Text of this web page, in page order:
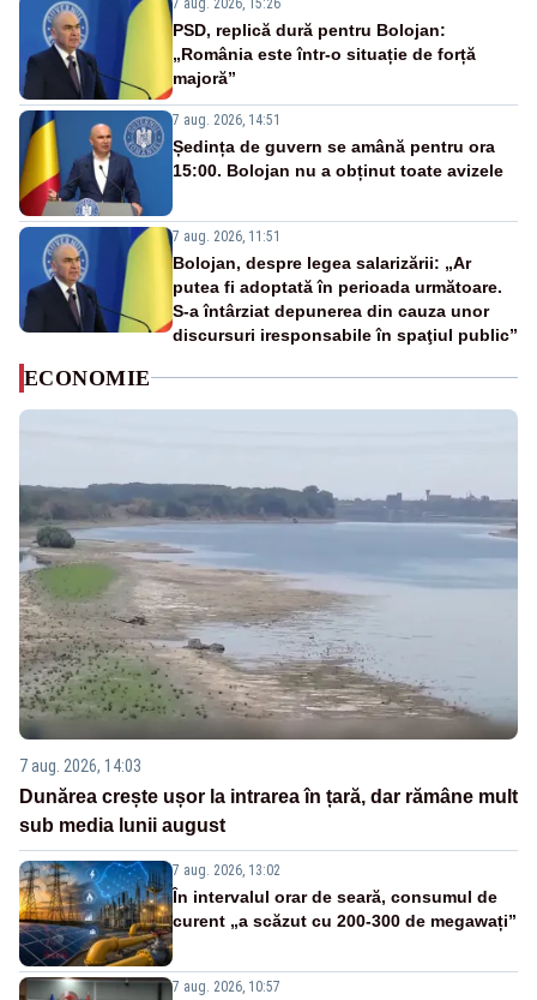
PSD, replică dură pentru Bolojan:
„România este într-o situație de forță
majoră”
7 aug. 2026, 14:51
Ședința de guvern se amână pentru ora
15:00. Bolojan nu a obținut toate avizele
7 aug. 2026, 11:51
Bolojan, despre legea salarizării: „Ar
putea fi adoptată în perioada următoare.
S-a întârziat depunerea din cauza unor
discursuri iresponsabile în spaţiul public”
ECONOMIE
7 aug. 2026, 14:03
Dunărea crește ușor la intrarea în țară, dar rămâne mult
sub media lunii august
7 aug. 2026, 13:02
În intervalul orar de seară, consumul de
curent „a scăzut cu 200-300 de megawați”
7 aug. 2026, 10:57